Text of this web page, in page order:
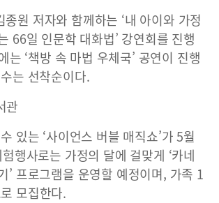
원 저자와 함께하는 ‘내 아이와 가정
66일 인문학 대화법’ 강연회를 진행
는 ‘책방 속 마법 우체국’ 공연이 진행
는 선착순이다.
관
있는 ‘사이언스 버블 매직쇼’가 5월
행사로는 가정의 달에 걸맞게 ‘카네
’ 프로그램을 운영할 예정이며, 가족 1
모집한다.